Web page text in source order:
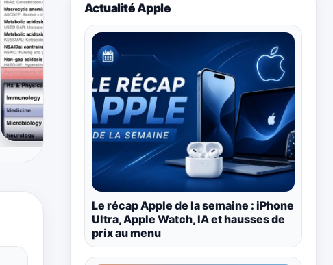
Actualité Apple
Le récap Apple de la semaine : iPhone
Ultra, Apple Watch, IA et hausses de
prix au menu